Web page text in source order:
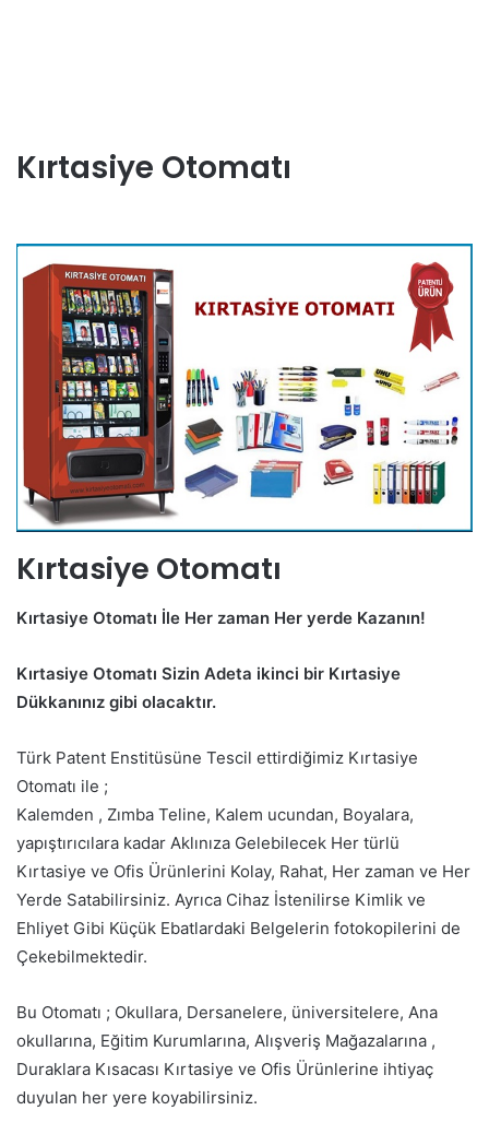
Kırtasiye Otomatı
Kırtasiye Otomatı
Kırtasiye Otomatı İle Her zaman Her yerde Kazanın!
Kırtasiye Otomatı Sizin Adeta ikinci bir Kırtasiye
Dükkanınız gibi olacaktır.
Türk Patent Enstitüsüne Tescil ettirdiğimiz Kırtasiye
Otomatı ile ;
Kalemden , Zımba Teline, Kalem ucundan, Boyalara,
yapıştırıcılara kadar Aklınıza Gelebilecek Her türlü
Kırtasiye ve Ofis Ürünlerini Kolay, Rahat, Her zaman ve Her
Yerde Satabilirsiniz. Ayrıca Cihaz İstenilirse Kimlik ve
Ehliyet Gibi Küçük Ebatlardaki Belgelerin fotokopilerini de
Çekebilmektedir.
Bu Otomatı ; Okullara, Dersanelere, üniversitelere, Ana
okullarına, Eğitim Kurumlarına, Alışveriş Mağazalarına ,
Duraklara Kısacası Kırtasiye ve Ofis Ürünlerine ihtiyaç
duyulan her yere koyabilirsiniz.